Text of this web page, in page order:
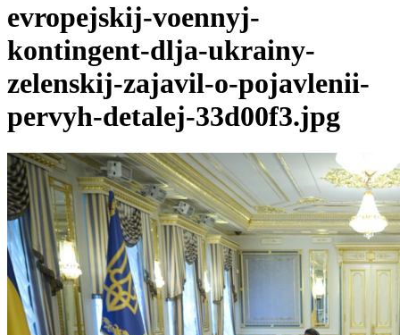
evropejskij-voennyj-
kontingent-dlja-ukrainy-
zelenskij-zajavil-o-pojavlenii-
pervyh-detalej-33d00f3.jpg